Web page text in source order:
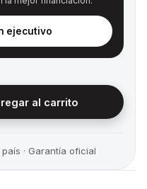
ejecutivo
al carrito
· Garantía oficial